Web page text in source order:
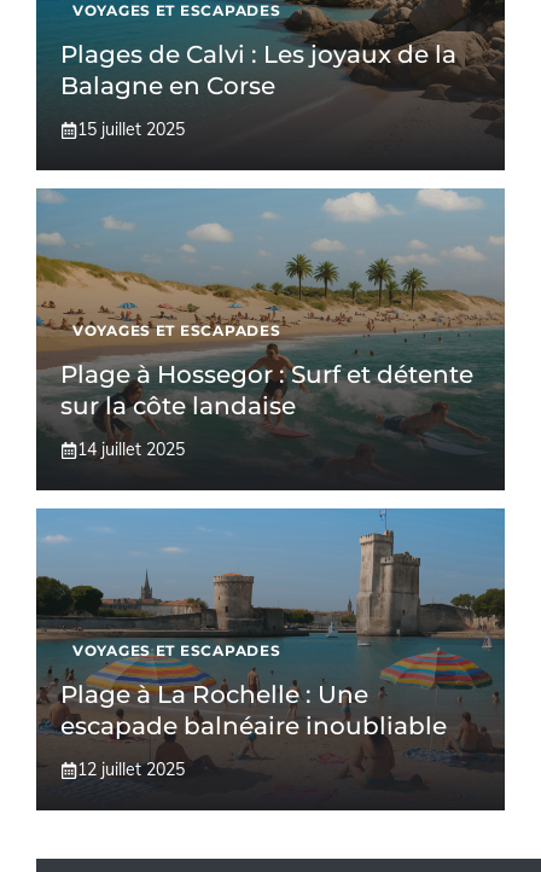
VOYAGES ET ESCAPADES
Plages de Calvi : Les joyaux de la
Balagne en Corse
15 juillet 2025
VOYAGES ET ESCAPADES
Plage à Hossegor : Surf et détente
sur la côte landaise
14 juillet 2025
VOYAGES ET ESCAPADES
Plage à La Rochelle : Une
escapade balnéaire inoubliable
12 juillet 2025